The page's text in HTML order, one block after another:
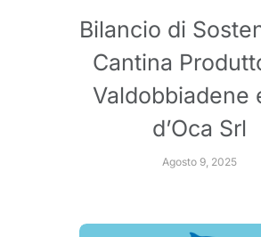
Bilancio di
Cantina
Valdobbiadene
d’Oca Srl
Agosto 9, 2025